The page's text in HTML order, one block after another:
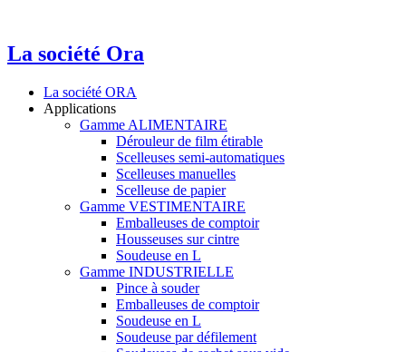
La société Ora
La société ORA
Applications
Gamme ALIMENTAIRE
Dérouleur de film étirable
Scelleuses semi-automatiques
Scelleuses manuelles
Scelleuse de papier
Gamme VESTIMENTAIRE
Emballeuses de comptoir
Housseuses sur cintre
Soudeuse en L
Gamme INDUSTRIELLE
Pince à souder
Emballeuses de comptoir
Soudeuse en L
Soudeuse par défilement